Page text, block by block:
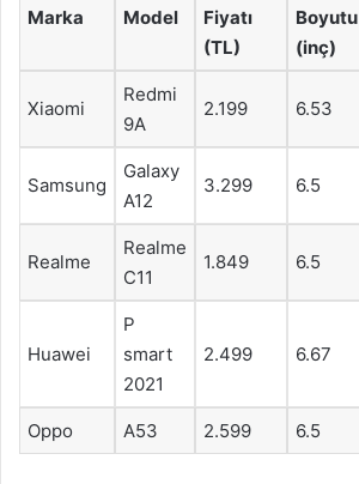
Marka Model
Fiyatı
(TL)
Boyutu
(inç)
Xiaomi
Redmi
9A
2.199 6.53
Samsung
Galaxy
A12
3.299 6.5
Realme
Realme
C11
1.849 6.5
Huawei
P
smart
2021
2.499 6.67
Oppo A53 2.599 6.5